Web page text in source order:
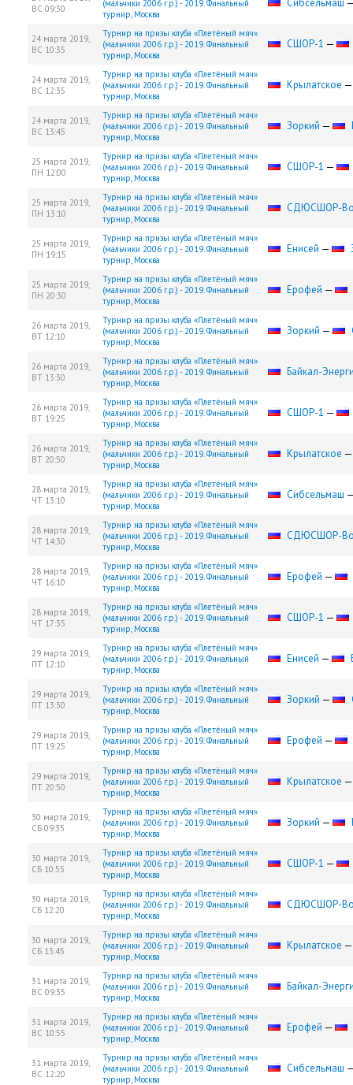
ВС 09:30
(мальчики 2006 г.р.) - 2019. Финальный
турнир, Москва
Сибсельмаш
24 марта 2019,
ВС 10:35
Турнир на призы клуба «Плетёный мяч»
(мальчики 2006 г.р.) - 2019. Финальный
турнир, Москва
СШОР-1 —
24 марта 2019,
ВС 12:35
Турнир на призы клуба «Плетёный мяч»
(мальчики 2006 г.р.) - 2019. Финальный
турнир, Москва
Крылатское
24 марта 2019,
ВС 13:45
Турнир на призы клуба «Плетёный мяч»
(мальчики 2006 г.р.) - 2019. Финальный
турнир, Москва
Зоркий —
25 марта 2019,
ПН 12:00
Турнир на призы клуба «Плетёный мяч»
(мальчики 2006 г.р.) - 2019. Финальный
турнир, Москва
СШОР-1 —
25 марта 2019,
ПН 13:10
Турнир на призы клуба «Плетёный мяч»
(мальчики 2006 г.р.) - 2019. Финальный
турнир, Москва
СДЮCШОР-
25 марта 2019,
ПН 19:15
Турнир на призы клуба «Плетёный мяч»
(мальчики 2006 г.р.) - 2019. Финальный
турнир, Москва
Енисей —
25 марта 2019,
ПН 20:30
Турнир на призы клуба «Плетёный мяч»
(мальчики 2006 г.р.) - 2019. Финальный
турнир, Москва
Ерофей —
26 марта 2019,
ВТ 12:10
Турнир на призы клуба «Плетёный мяч»
(мальчики 2006 г.р.) - 2019. Финальный
турнир, Москва
Зоркий —
26 марта 2019,
ВТ 13:30
Турнир на призы клуба «Плетёный мяч»
(мальчики 2006 г.р.) - 2019. Финальный
турнир, Москва
Байкал-
26 марта 2019,
ВТ 19:25
Турнир на призы клуба «Плетёный мяч»
(мальчики 2006 г.р.) - 2019. Финальный
турнир, Москва
СШОР-1 —
26 марта 2019,
ВТ 20:50
Турнир на призы клуба «Плетёный мяч»
(мальчики 2006 г.р.) - 2019. Финальный
турнир, Москва
Крылатское
28 марта 2019,
ЧТ 13:10
Турнир на призы клуба «Плетёный мяч»
(мальчики 2006 г.р.) - 2019. Финальный
турнир, Москва
Сибсельмаш
28 марта 2019,
ЧТ 14:30
Турнир на призы клуба «Плетёный мяч»
(мальчики 2006 г.р.) - 2019. Финальный
турнир, Москва
СДЮCШОР-
28 марта 2019,
ЧТ 16:10
Турнир на призы клуба «Плетёный мяч»
(мальчики 2006 г.р.) - 2019. Финальный
турнир, Москва
Ерофей —
28 марта 2019,
ЧТ 17:35
Турнир на призы клуба «Плетёный мяч»
(мальчики 2006 г.р.) - 2019. Финальный
турнир, Москва
СШОР-1 —
29 марта 2019,
ПТ 12:10
Турнир на призы клуба «Плетёный мяч»
(мальчики 2006 г.р.) - 2019. Финальный
турнир, Москва
Енисей —
29 марта 2019,
ПТ 13:30
Турнир на призы клуба «Плетёный мяч»
(мальчики 2006 г.р.) - 2019. Финальный
турнир, Москва
Зоркий —
29 марта 2019,
ПТ 19:25
Турнир на призы клуба «Плетёный мяч»
(мальчики 2006 г.р.) - 2019. Финальный
турнир, Москва
Ерофей —
29 марта 2019,
ПТ 20:50
Турнир на призы клуба «Плетёный мяч»
(мальчики 2006 г.р.) - 2019. Финальный
турнир, Москва
Крылатское
30 марта 2019,
СБ 09:35
Турнир на призы клуба «Плетёный мяч»
(мальчики 2006 г.р.) - 2019. Финальный
турнир, Москва
Зоркий —
30 марта 2019,
СБ 10:55
Турнир на призы клуба «Плетёный мяч»
(мальчики 2006 г.р.) - 2019. Финальный
турнир, Москва
СШОР-1 —
30 марта 2019,
СБ 12:20
Турнир на призы клуба «Плетёный мяч»
(мальчики 2006 г.р.) - 2019. Финальный
турнир, Москва
СДЮCШОР-
30 марта 2019,
СБ 13:45
Турнир на призы клуба «Плетёный мяч»
(мальчики 2006 г.р.) - 2019. Финальный
турнир, Москва
Крылатское
31 марта 2019,
ВС 09:35
Турнир на призы клуба «Плетёный мяч»
(мальчики 2006 г.р.) - 2019. Финальный
турнир, Москва
Байкал-
31 марта 2019,
ВС 10:55
Турнир на призы клуба «Плетёный мяч»
(мальчики 2006 г.р.) - 2019. Финальный
турнир, Москва
Ерофей —
31 марта 2019,
ВС 12:20
Турнир на призы клуба «Плетёный мяч»
(мальчики 2006 г.р.) - 2019. Финальный
турнир, Москва
Сибсельмаш